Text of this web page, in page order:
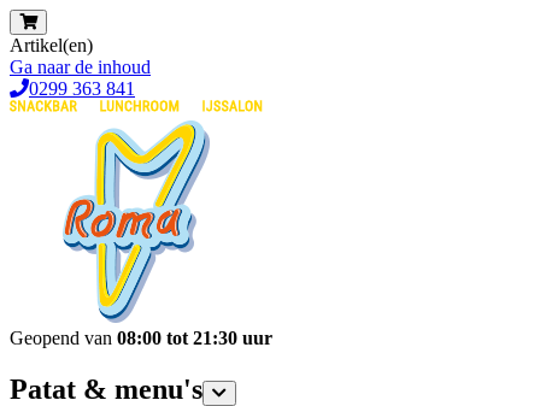
Artikel(en)
Ga naar de inhoud
0299 363 841
Geopend van 08:00 tot 21:30 uur
Patat & menu's